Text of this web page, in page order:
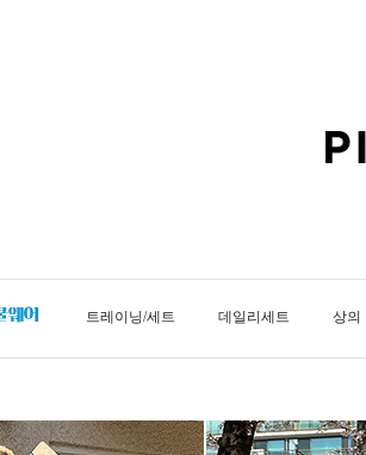
트레이닝/세트 데일리세트 상의